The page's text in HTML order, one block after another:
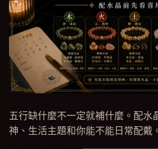
五行缺什麼不一定就補什麼。配水
神、生活主題和你能不能日常配戴